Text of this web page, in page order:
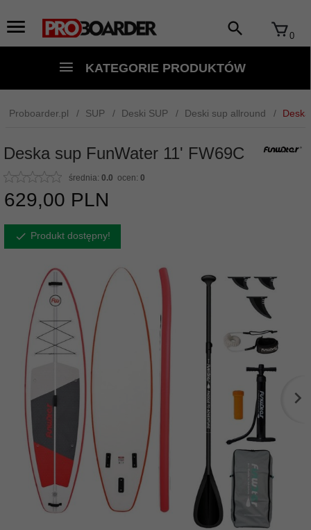
0
KATEGORIE PRODUKTÓW
Proboarder.pl SUP Deski SUP Deski sup allround
Deska sup FunWater 11' FW69C
średnia: 0.0 ocen: 0
629,00 PLN
Produkt dostępny!